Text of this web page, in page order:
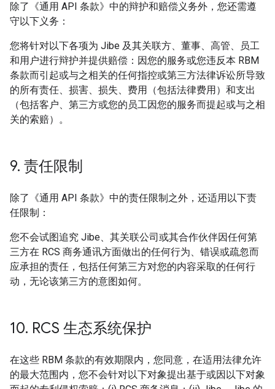
除了《通用 API 条款》中的辩护和赔偿义务外，您还需遵
守以下义务：
您将针对以下各项为 Jibe 及其关联方、董事、高管、员工
和用户进行辩护并提供赔偿：因您的服务或您违反本 RBM
条款而引起或与之相关的任何指控或第三方法律诉讼所导致
的所有责任、损害、损失、费用（包括法律费用）和支出
（包括客户、第三方或您的员工因您的服务而提起或与之相
关的索赔）。
9. 责任限制
除了《通用 API 条款》中的责任限制之外，还适用以下责
任限制：
您不会试图追究 Jibe、其关联公司或其合作伙伴因任何第
三方在 RCS 商务通讯方面做出的任何行为、错误或疏忽而
应承担的责任，包括任何第三方对您的内容采取的任何行
动，无论该第三方的意图如何。
10. RCS 生态系统保护
在这些 RBM 条款的有效期限内，您同意，在适用法律允许
的最大范围内，您不会针对以下对象提出基于或因以下对象